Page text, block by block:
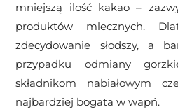
mniejszą ilość kakao –
produktów mlecznych.
zdecydowanie słodszy, a
przypadku odmiany
składnikom nabiałowym
najbardziej bogata w wapń.